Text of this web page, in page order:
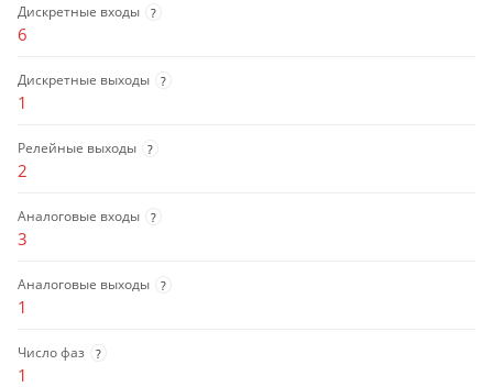
Дискретные входы ?
6
Дискретные выходы ?
1
Релейные выходы ?
2
Аналоговые входы ?
3
Аналоговые выходы ?
1
Число фаз ?
1